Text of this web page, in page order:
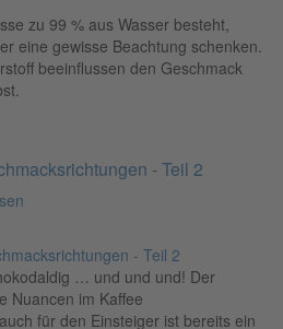
zu 99 % aus Wasser besteht,
eine gewisse Beachtung schenken.
beeinflussen den Geschmack
- Teil 2
… und und und! Der
Nuancen im Kaffee
für den Einsteiger ist bereits ein